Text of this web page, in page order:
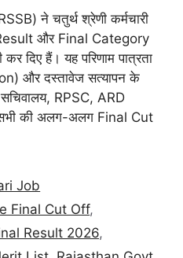
ने चतुर्थ श्रेणी कर्मचारी
और Final Category
दिए हैं। यह परिणाम पात्रता
और दस्तावेज सत्यापन के
सचिवालय, RPSC, ARD
की अलग-अलग Final Cut
Job
Final Cut Off,
Result 2026,